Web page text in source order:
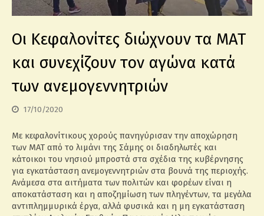
Οι Κεφαλονίτες διώχνουν τα ΜΑΤ
και συνεχίζουν τον αγώνα κατά
των ανεμογεννητριών
17/10/2020
Με κεφαλονίτικους χορούς πανηγύρισαν την αποχώρηση
των ΜΑΤ από το λιμάνι της Σάμης οι διαδηλωτές και
κάτοικοι του νησιού μπροστά στα σχέδια της κυβέρνησης
για εγκατάσταση ανεμογεννητριών στα βουνά της περιοχής.
Ανάμεσα στα αιτήματα των πολιτών και φορέων είναι η
αποκατάσταση και η αποζημίωση των πληγέντων, τα μεγάλα
αντιπλημμυρικά έργα, αλλά φυσικά και η μη εγκατάσταση